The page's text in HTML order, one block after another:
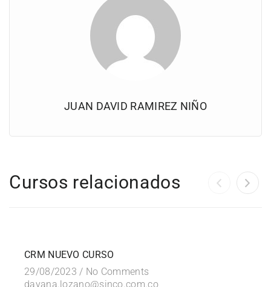
JUAN DAVID RAMIREZ NIÑO
Cursos relacionados
CRM NUEVO CURSO
29/08/2023 / No Comments
dayana.lozano@sinco.com.co